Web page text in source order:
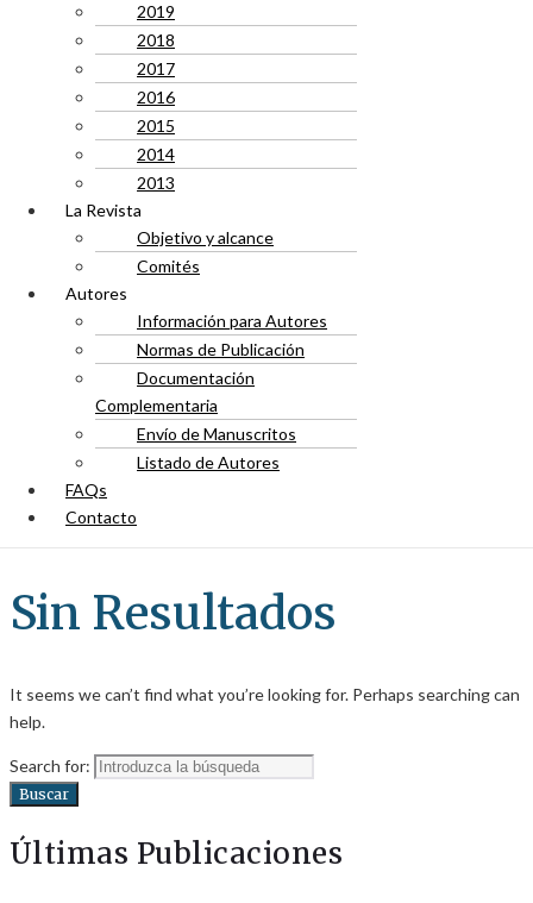
2019
2018
2017
2016
2015
2014
2013
La Revista
Objetivo y alcance
Comités
Autores
Información para Autores
Normas de Publicación
Documentación
Complementaria
Envío de Manuscritos
Listado de Autores
FAQs
Contacto
Sin Resultados
It seems we can’t find what you’re looking for. Perhaps searching can
help.
Search for:
Buscar
Últimas Publicaciones